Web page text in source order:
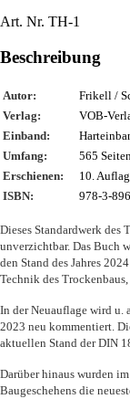
Seminare
Art. Nr. TH-1
Beschreibung
Autor:
Frikell /
Verlag:
VOB-
Einband:
Umfang:
565
Erschienen:
10.
ISBN:
978-3-
Dieses Standardwerk des
unverzichtbar. Das Buch
den Stand des Jahres
Technik des
In der Neuauflage wird u.
2023 neu kommentiert.
aktuellen Stand der DIN
Darüber hinaus wurden
Baugeschehens die